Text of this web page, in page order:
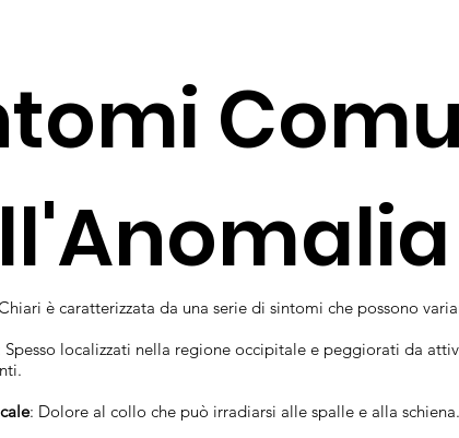
è caratterizzata da una serie di sintomi che possono
Spesso localizzati nella regione occipitale e peggiorati da
: Dolore al collo che può irradiarsi alle spalle e alla schiena.